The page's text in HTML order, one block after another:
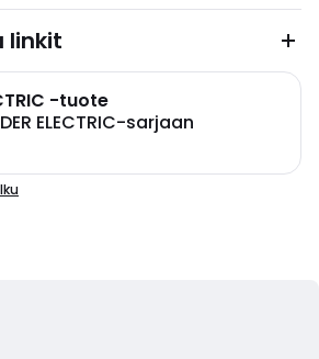
linkit
-tuote
ELECTRIC-sarjaan